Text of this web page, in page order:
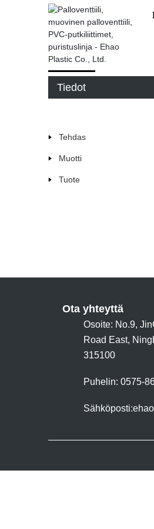
KOTIIN TIETOA
Tiedot
Tehdas
Muotti
Tuote
Ota yhteyttä
Osoite: No.9,
Road East,
315100
Puhelin: 0575-
Sähköposti: